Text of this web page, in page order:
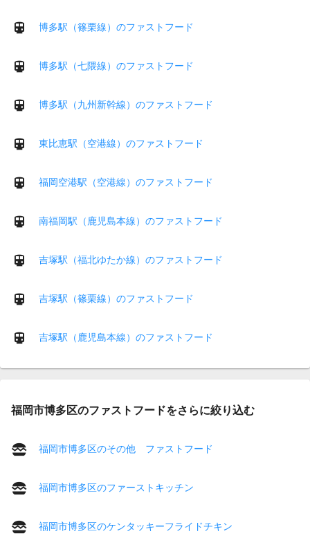
博多駅（篠栗線）のファストフード
博多駅（七隈線）のファストフード
博多駅（九州新幹線）のファストフード
東比恵駅（空港線）のファストフード
福岡空港駅（空港線）のファストフード
南福岡駅（鹿児島本線）のファストフード
吉塚駅（福北ゆたか線）のファストフード
吉塚駅（篠栗線）のファストフード
吉塚駅（鹿児島本線）のファストフード
福岡市博多区のファストフードをさらに絞り込む
福岡市博多区のその他 ファストフード
福岡市博多区のファーストキッチン
福岡市博多区のケンタッキーフライドチキン